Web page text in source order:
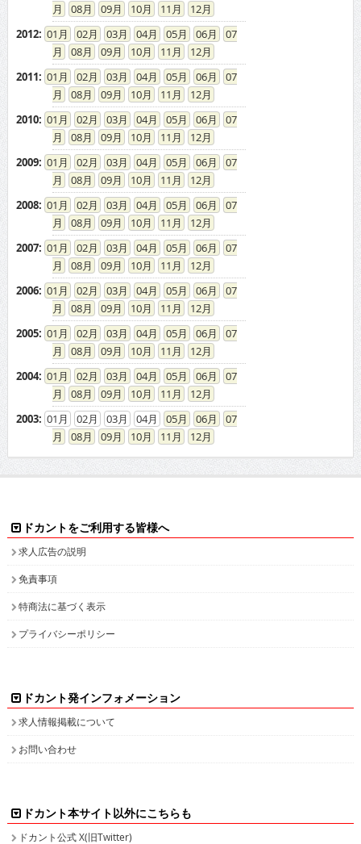
08
09 10 11
12
2012: 01 02 03 04 05 06
07
08
09 10 11
12
2011: 01 02 03 04 05 06
07
08
09 10 11
12
2010: 01 02 03 04 05 06
07
08
09 10 11
12
2009: 01 02 03 04 05 06
07
08
09 10 11
12
2008: 01 02 03 04 05 06
07
08
09 10 11
12
2007: 01 02 03 04 05 06
07
08
09 10 11
12
2006: 01 02 03 04 05 06
07
08
09 10 11
12
2005: 01 02 03 04 05 06
07
08
09 10 11
12
2004: 01 02 03 04 05 06
07
08
09 10 11
12
2003: 01 02 03 04 05 06
07
08
09 10 11 12
ドカントをご利用する皆様へ
求人広告の説明
免責事項
特商法に基づく表示
プライバシーポリシー
ドカント発インフォメーション
求人情報掲載について
お問い合わせ
ドカント本サイト以外にこちらも
ドカント公式 X(旧Twitter)